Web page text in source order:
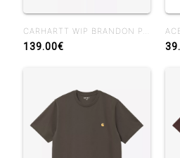
CARHARTT WIP BRANDON PANT BLACK MARBLE USED WASH
139.00€